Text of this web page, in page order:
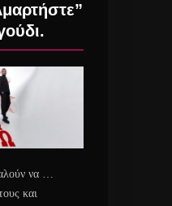
να …
και